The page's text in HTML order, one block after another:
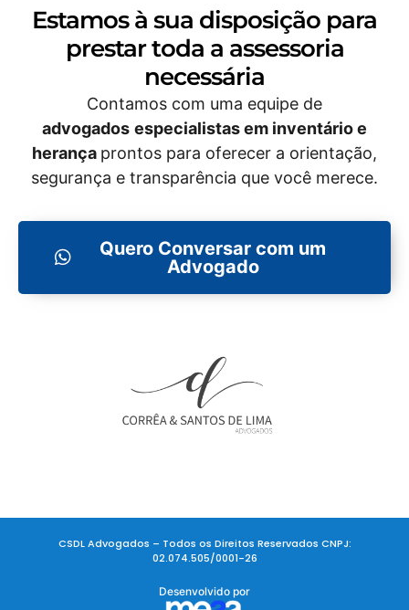
Estamos à sua disposição para
prestar toda a assessoria
necessária​
Contamos com uma equipe de
advogados especialistas em inventárioe
herança prontos para oferecer a orientação,
segurança e transparência que você merece.
Quero Conversar com um
Advogado
CSDL Advogados – Todos os Direitos Reservados CNPJ:
02.074.505/0001-26
Desenvolvido por